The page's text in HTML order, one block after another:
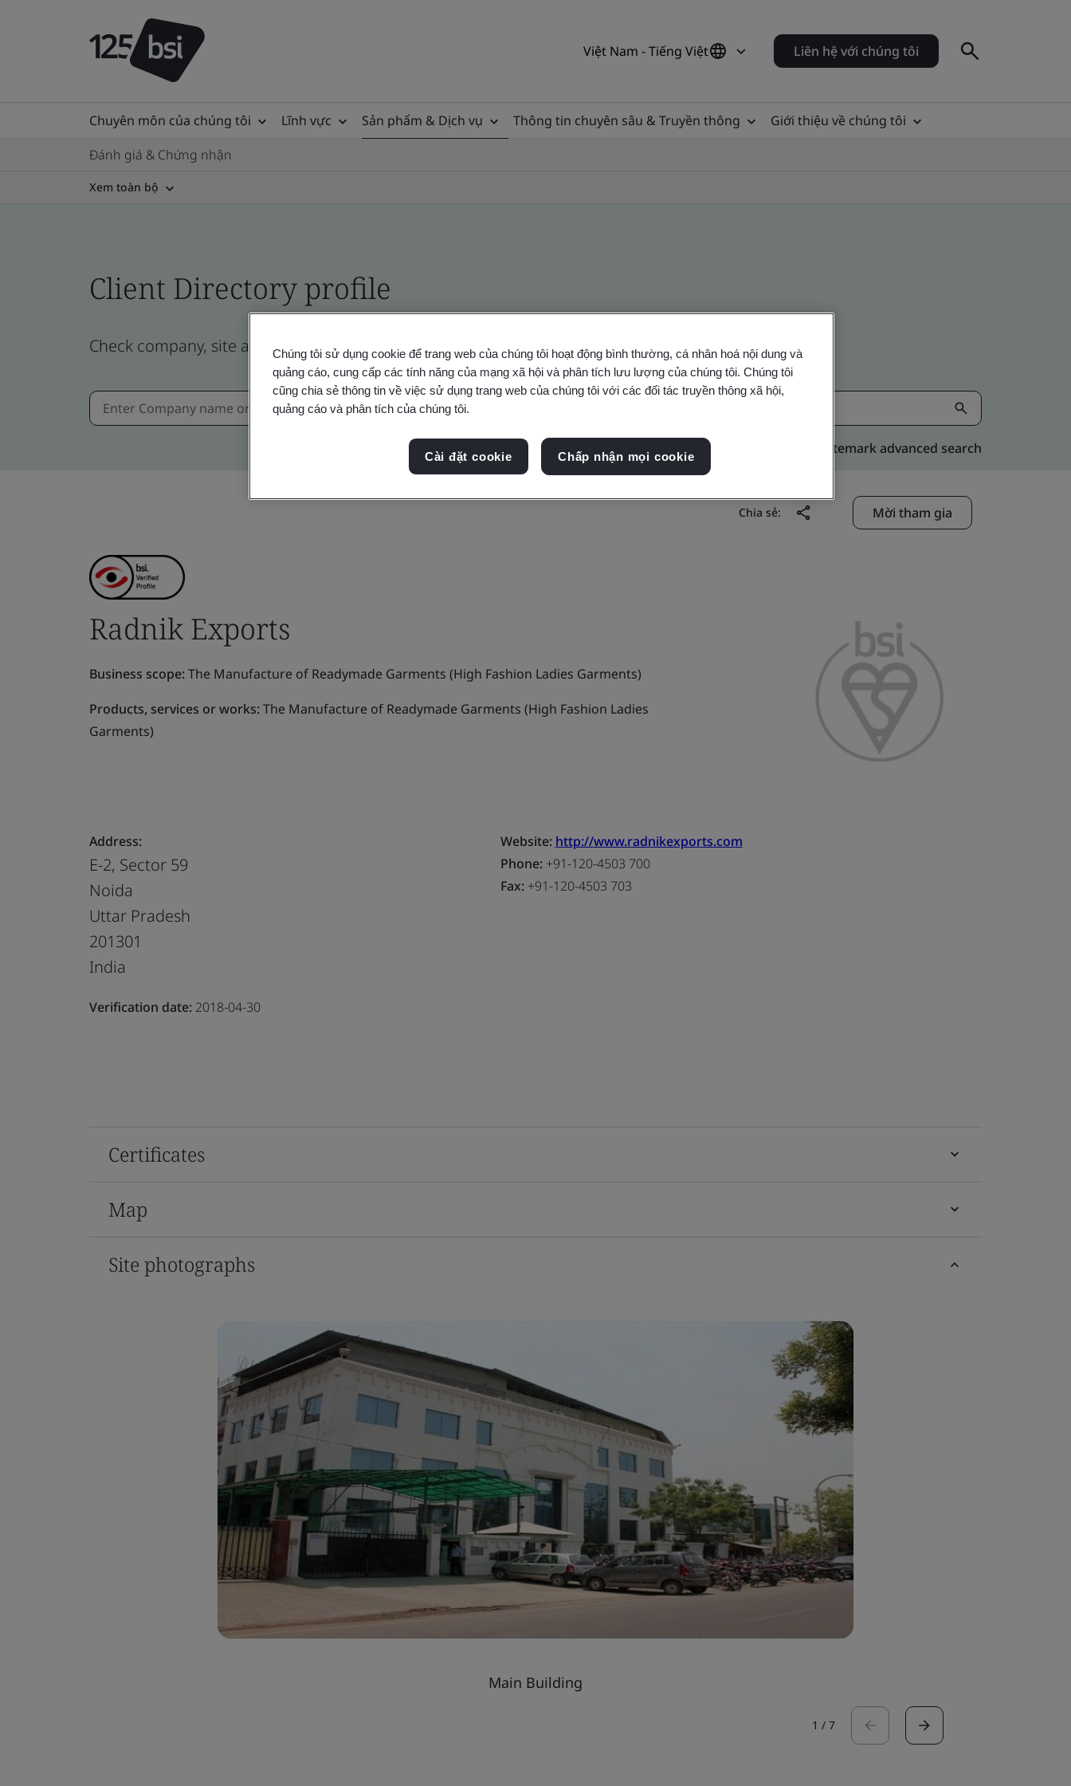
Việt Nam - Tiếng Việt Liên hệ với chúng tôi
Chuyên môn của chúng tôi Lĩnh vực Sản phẩm & Dịch vụ Thông tin chuyên sâu & Truyền thông
Giới thiệu về chúng tôi
Đánh giá & Chứng nhận
Xem toàn bộ
Client Directory profile
Check company, site and product certificates - Validation and Verification
Kitemark advanced search
Chia sẻ: Mời tham gia
Radnik Exports
Business scope:The Manufacture of Readymade Garments (High Fashion Ladies Garments)
Products, services or works:The Manufacture of Readymade Garments (High Fashion Ladies
Garments)
Address:
E-2, Sector 59
Noida
Uttar Pradesh
201301
India
Verification date: 2018-04-30
Website: http://www.radnikexports.com
Phone:+91-120-4503 700
Fax:+91-120-4503 703
Certificates
Map
Site photographs
Main Building
1 / 7
Chúng tôi sử dụng cookie để trang web của chúng tôi hoạt động bình thường, cá nhân hoá nội dung và
quảng cáo, cung cấp các tính năng của mạng xã hội và phân tích lưu lượng của chúng tôi. Chúng tôi
cũng chia sẻ thông tin về việc sử dụng trang web của chúng tôi với các đối tác truyền thông xã hội,
quảng cáo và phân tích của chúng tôi.
Cài đặt cookie Chấp nhận mọi cookie